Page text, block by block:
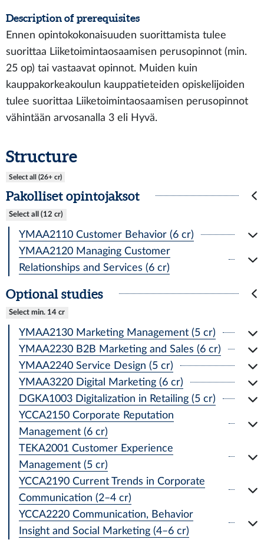
Description of prerequisites
Ennen opintokokonaisuuden suorittamista tulee
suorittaa Liiketoimintaosaamisen perusopinnot (min.
25 op) tai vastaavat opinnot. Muiden kuin
kauppakorkeakoulun kauppatieteiden opiskelijoiden
tulee suorittaa Liiketoimintaosaamisen perusopinnot
vähintään arvosanalla 3 eli Hyvä.
Structure
Select all (26+ cr)
Pakolliset opintojaksot
Select all (12 cr)
YMAA2110 Customer Behavior (6 cr)
YMAA2120 Managing Customer
Relationships and Services (6 cr)
Optional studies
Select min. 14 cr
YMAA2130 Marketing Management (5 cr)
YMAA2230 B2B Marketing and Sales (6 cr)
YMAA2240 Service Design (5 cr)
YMAA3220 Digital Marketing (6 cr)
DGKA1003 Digitalization in Retailing (5 cr)
YCCA2150 Corporate Reputation
Management (6 cr)
TEKA2001 Customer Experience
Management (5 cr)
YCCA2190 Current Trends in Corporate
Communication (2–4 cr)
YCCA2220 Communication, Behavior
Insight and Social Marketing (4–6 cr)